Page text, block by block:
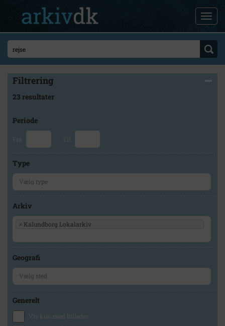
Filtrering
23 resultater
Periode
Fra Til
Type
Arkiv
× Kalundborg Lokalarkiv
Geografi
Generelt
Vis kun med billeder